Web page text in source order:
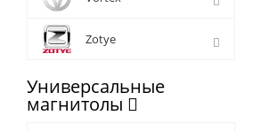
Zotye
Универсальные
магнитолы